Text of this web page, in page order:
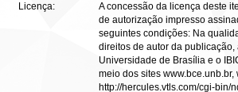
Licença:
A concessão da licença deste
de autorização impresso
seguintes condições: Na
direitos de autor da publicação,
Universidade de Brasília e o
meio dos sites www.bce.unb.br,
http://hercules.vtls.com/cgi-bin/